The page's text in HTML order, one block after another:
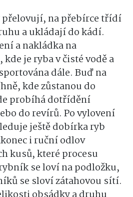
přelovují, na přebírce třídí
a ukládají do kádí.
a nakládka na
je ryba v čisté vodě a
dále. Buď na
kde zůstanou do
probíhá dotřídění
do revírů. Po vylovení
ještě dobírka ryb
i ruční odlov
kusů, které procesu
se loví na podložku,
se sloví zátahovou sítí.